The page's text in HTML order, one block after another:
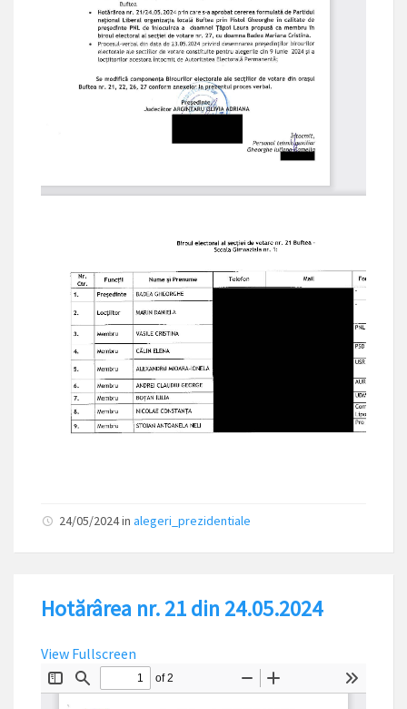
24/05/2024in alegeri_prezidentiale
Hotărârea nr. 21 din 24.05.2024
View Fullscreen